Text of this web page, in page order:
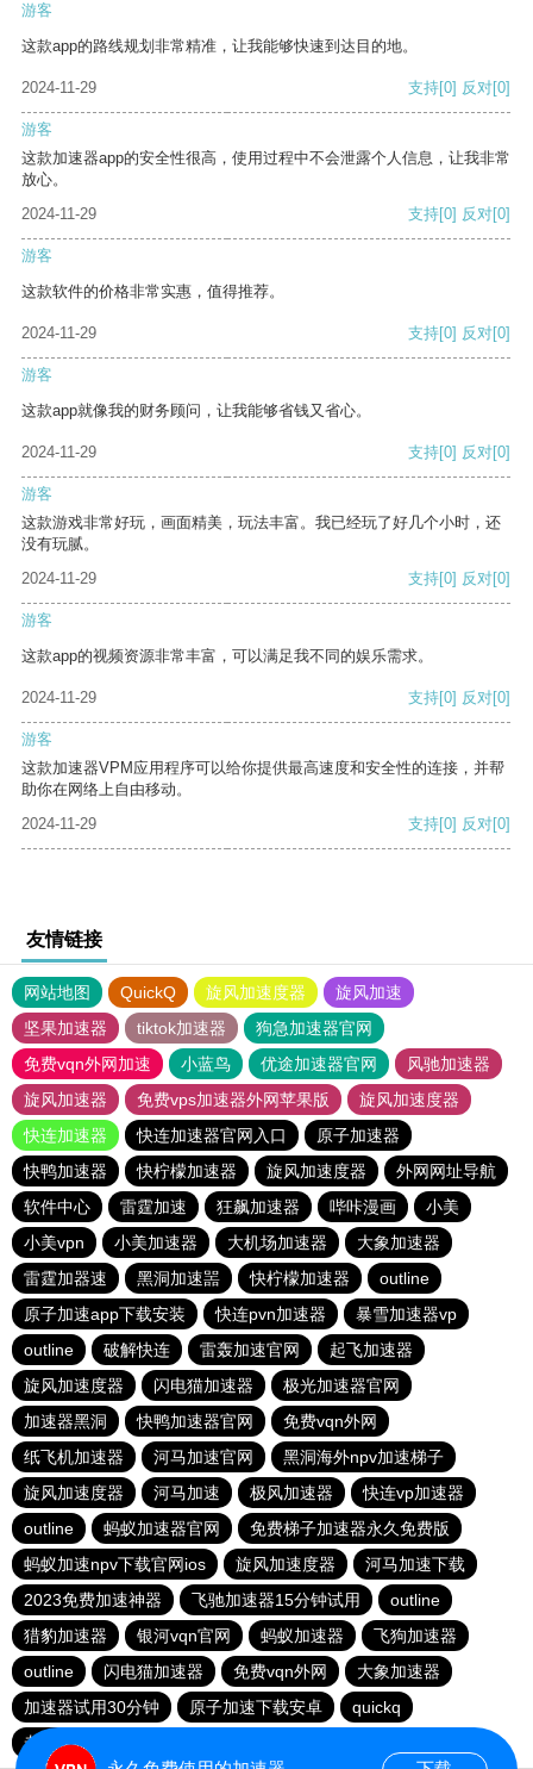
游客
这款app的路线规划非常精准，让我能够快速到达目的地。
2024-11-29 支持[0] 反对[0]
游客
这款加速器app的安全性很高，使用过程中不会泄露个人信息，让我非常
放心。
2024-11-29
支持[0] 反对[0]
游客
这款软件的价格非常实惠，值得推荐。
2024-11-29 支持[0] 反对[0]
游客
这款app就像我的财务顾问，让我能够省钱又省心。
2024-11-29 支持[0] 反对[0]
游客
这款游戏非常好玩，画面精美，玩法丰富。我已经玩了好几个小时，还
没有玩腻。
2024-11-29
支持[0] 反对[0]
游客
这款app的视频资源非常丰富，可以满足我不同的娱乐需求。
2024-11-29 支持[0] 反对[0]
游客
这款加速器VPM应用程序可以给你提供最高速度和安全性的连接，并帮
助你在网络上自由移动。
2024-11-29
支持[0] 反对[0]
友情链接
网站地图 QuickQ 旋风加速度器
旋风加速
坚果加速器
tiktok加速器
狗急加速器官网
免费vqn外网加速
小蓝鸟 优途加速器官网
风驰加速器
旋风加速器
免费vps加速器外网苹果版
旋风加速度器
快连加速器
快连加速器官网入口
原子加速器
快鸭加速器
快柠檬加速器 旋风加速度器
外网网址导航
软件中心
雷霆加速 狂飙加速器 哔咔漫画
小美
小美vpn
小美加速器 大机场加速器
大象加速器
雷霆加器速
黑洞加速噐 快柠檬加速器
outline
原子加速app下载安装
快连pvn加速器
暴雪加速器vp
outline
破解快连 雷轰加速官网
起飞加速器
旋风加速度器
闪电猫加速器
极光加速器官网
加速器黑洞
快鸭加速器官网
免费vqn外网
纸飞机加速器
河马加速官网
黑洞海外npv加速梯子
旋风加速度器
河马加速 极风加速器
快连vp加速器
outline
蚂蚁加速器官网
免费梯子加速器永久免费版
蚂蚁加速npv下载官网ios
旋风加速度器
河马加速下载
2023免费加速神器
飞驰加速器15分钟试用
outline
猎豹加速器
银河vqn官网 蚂蚁加速器
飞狗加速器
outline
闪电猫加速器 免费vqn外网
大象加速器
加速器试用30分钟
原子加速下载安卓
quickq
老王加速免费版v2.2.23